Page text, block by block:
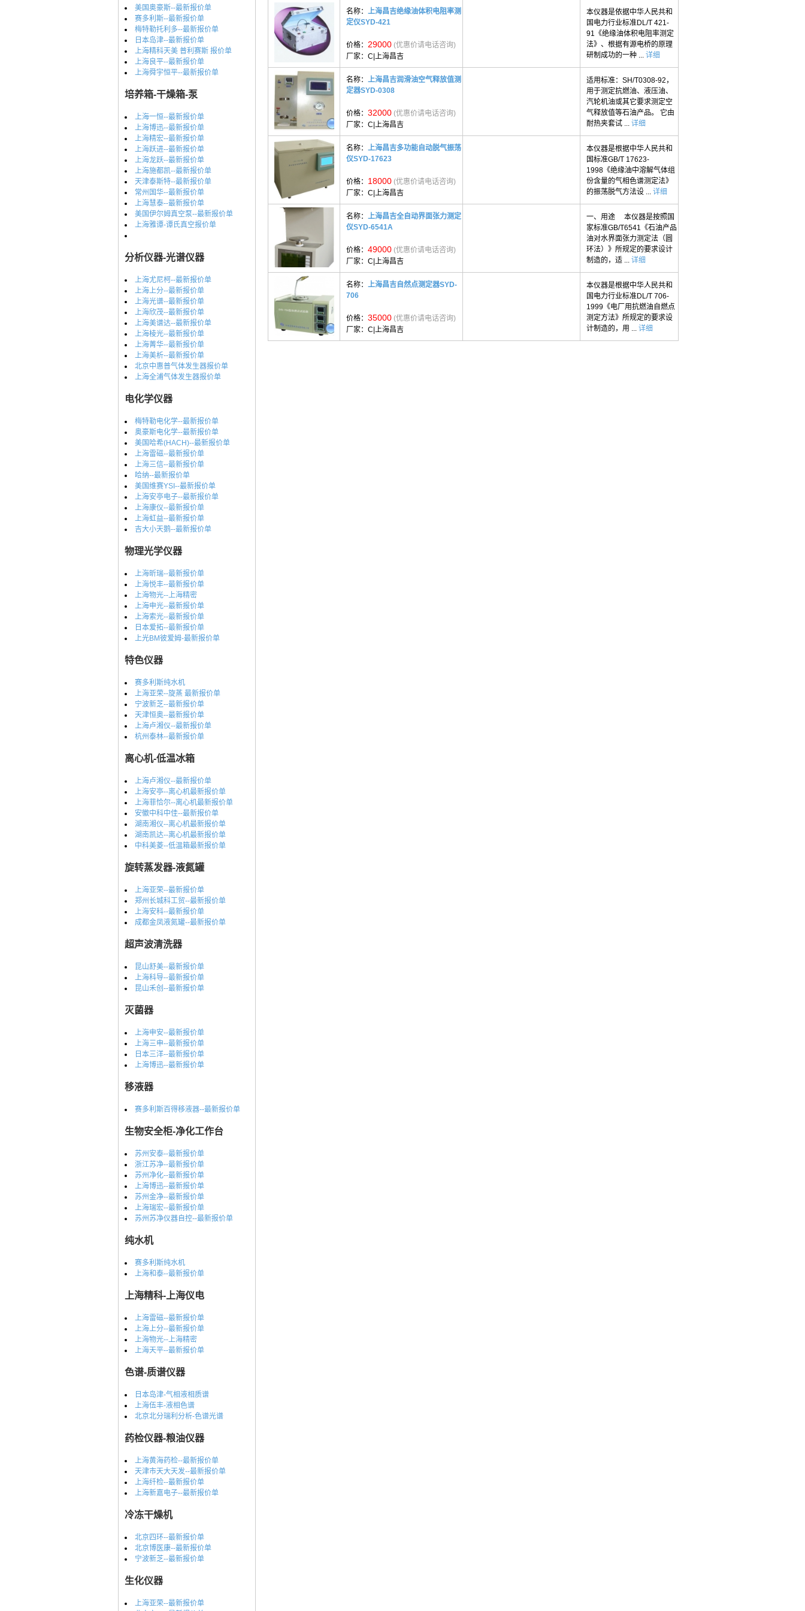
美国奥豪斯--最新报价单
赛多利斯--最新报价单
梅特勒托利多--最新报价单
日本岛津--最新报价单
上海精科天美 普利赛斯 报价单
上海良平--最新报价单
上海舜宇恒平--最新报价单
培养箱-干燥箱-泵
上海一恒--最新报价单
上海博迅--最新报价单
上海精宏--最新报价单
上海跃进--最新报价单
上海龙跃--最新报价单
上海施都凯--最新报价单
天津泰斯特--最新报价单
常州国华--最新报价单
上海慧泰--最新报价单
美国伊尔姆真空泵--最新报价单
上海雅谭-谭氏真空报价单
分析仪器-光谱仪器
上海尤尼柯--最新报价单
上海上分--最新报价单
上海光谱--最新报价单
上海欣茂--最新报价单
上海美谱达--最新报价单
上海棱光--最新报价单
上海菁华--最新报价单
上海美析--最新报价单
北京中惠普气体发生器报价单
上海全浦气体发生器报价单
电化学仪器
梅特勒电化学--最新报价单
奥豪斯电化学--最新报价单
美国哈希(HACH)--最新报价单
上海雷磁--最新报价单
上海三信--最新报价单
哈纳--最新报价单
美国维赛YSI--最新报价单
上海安亭电子--最新报价单
上海康仪--最新报价单
上海虹益--最新报价单
吉大小天鹅--最新报价单
物理光学仪器
上海昕瑞--最新报价单
上海悦丰--最新报价单
上海物光--上海精密
上海申光--最新报价单
上海索光--最新报价单
日本爱拓--最新报价单
上光BM彼爱姆-最新报价单
特色仪器
赛多利斯纯水机
上海亚荣--旋蒸 最新报价单
宁波新芝--最新报价单
天津恒奥--最新报价单
上海卢湘仪--最新报价单
杭州泰林--最新报价单
离心机-低温冰箱
上海卢湘仪--最新报价单
上海安亭--离心机最新报价单
上海菲恰尔--离心机最新报价单
安徽中科中佳--最新报价单
湖南湘仪--离心机最新报价单
湖南凯达--离心机最新报价单
中科美菱--低温箱最新报价单
旋转蒸发器-液氮罐
上海亚荣--最新报价单
郑州长城科工贸--最新报价单
上海安科--最新报价单
成都金凤液氮罐--最新报价单
超声波清洗器
昆山舒美--最新报价单
上海科导--最新报价单
昆山禾创--最新报价单
灭菌器
上海申安--最新报价单
上海三申--最新报价单
日本三洋--最新报价单
上海博迅--最新报价单
移液器
赛多利斯百得移液器--最新报价单
生物安全柜-净化工作台
苏州安泰--最新报价单
浙江苏净--最新报价单
苏州净化--最新报价单
上海博迅--最新报价单
苏州金净--最新报价单
上海瑞宏--最新报价单
苏州苏净仪器自控--最新报价单
纯水机
赛多利斯纯水机
上海和泰--最新报价单
上海精科-上海仪电
上海雷磁--最新报价单
上海上分--最新报价单
上海物光--上海精密
上海天平--最新报价单
色谱-质谱仪器
日本岛津-气相液相质谱
上海伍丰-液相色谱
北京北分瑞利分析-色谱光谱
药检仪器-粮油仪器
上海黄海药检--最新报价单
天津市天大天发--最新报价单
上海纤检--最新报价单
上海新嘉电子--最新报价单
冷冻干燥机
北京四环--最新报价单
北京博医康--最新报价单
宁波新芝--最新报价单
生化仪器
上海亚荣--最新报价单
名称： 上海昌吉绝缘油体积电阻率测
定仪SYD-421
价格： 29000 (优惠价请电话咨询)
厂家： C|上海昌吉
本仪器是依据中华人民共和
国电力行业标准DL/T 421-
91《绝缘油体积电阻率测定
法》、根据有源电桥的原理
研制成功的一种 ... 详细
名称： 上海昌吉润滑油空气释放值测
定器SYD-0308
价格： 32000 (优惠价请电话咨询)
厂家： C|上海昌吉
适用标准：SH/T0308-92，
用于测定抗燃油、液压油、
汽轮机油或其它要求测定空
气释放值等石油产品。 它由
耐热夹套试 ... 详细
名称： 上海昌吉多功能自动脱气振荡
仪SYD-17623
价格： 18000 (优惠价请电话咨询)
厂家： C|上海昌吉
本仪器是根据中华人民共和
国标准GB/T 17623-
1998《绝缘油中溶解气体组
份含量的气相色谱测定法》
的振荡脱气方法设 ... 详细
名称： 上海昌吉全自动界面张力测定
仪SYD-6541A
价格： 49000 (优惠价请电话咨询)
厂家： C|上海昌吉
一、用途 本仪器是按照国
家标准GB/T6541《石油产品
油对水界面张力测定法（圆
环法）》所规定的要求设计
制造的，适 ... 详细
名称： 上海昌吉自然点测定器SYD-
706
价格： 35000 (优惠价请电话咨询)
厂家： C|上海昌吉
本仪器是根据中华人民共和
国电力行业标准DL/T 706-
1999《电厂用抗燃油自燃点
测定方法》所规定的要求设
计制造的，用 ... 详细